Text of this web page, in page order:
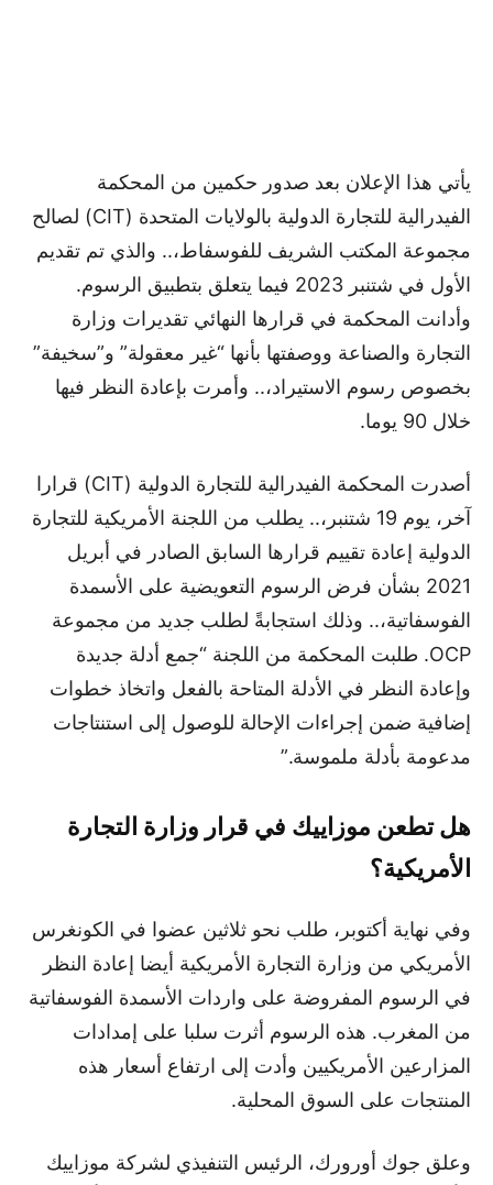
يأتي هذا الإعلان بعد صدور حكمين من المحكمة
الفيدرالية للتجارة الدولية بالولايات المتحدة (CIT) لصالح
مجموعة المكتب الشريف للفوسفاط،.. والذي تم تقديم
الأول في شتنبر 2023 فيما يتعلق بتطبيق الرسوم.
وأدانت المحكمة في قرارها النهائي تقديرات وزارة
التجارة والصناعة ووصفتها بأنها “غير معقولة” و”سخيفة”
بخصوص رسوم الاستيراد،.. وأمرت بإعادة النظر فيها
خلال 90 يوما.
أصدرت المحكمة الفيدرالية للتجارة الدولية (CIT) قرارا
آخر، يوم 19 شتنبر،.. يطلب من اللجنة الأمريكية للتجارة
الدولية إعادة تقييم قرارها السابق الصادر في أبريل
2021 بشأن فرض الرسوم التعويضية على الأسمدة
الفوسفاتية،.. وذلك استجابةً لطلب جديد من مجموعة
OCP. طلبت المحكمة من اللجنة “جمع أدلة جديدة
وإعادة النظر في الأدلة المتاحة بالفعل واتخاذ خطوات
إضافية ضمن إجراءات الإحالة للوصول إلى استنتاجات
مدعومة بأدلة ملموسة.”
هل تطعن موزاييك في قرار وزارة التجارة
الأمريكية؟
وفي نهاية أكتوبر، طلب نحو ثلاثين عضوا في الكونغرس
الأمريكي من وزارة التجارة الأمريكية أيضا إعادة النظر
في الرسوم المفروضة على واردات الأسمدة الفوسفاتية
من المغرب. هذه الرسوم أثرت سلبا على إمدادات
المزارعين الأمريكيين وأدت إلى ارتفاع أسعار هذه
المنتجات على السوق المحلية.
وعلق جوك أورورك، الرئيس التنفيذي لشركة موزاييك